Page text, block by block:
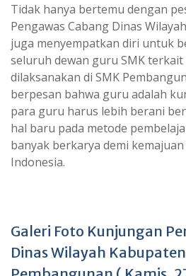
Tidak hanya bertemu dengan
Pengawas Cabang Dinas
juga menyempatkan diri untuk
seluruh dewan guru SMK
dilaksanakan di SMK
berpesan bahwa guru adalah
para guru harus lebih berani
hal baru pada metode
banyak berkarya demi
Indonesia.
Galeri Foto Kunjungan
Dinas Wilayah